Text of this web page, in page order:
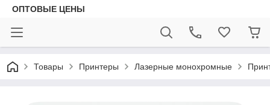
ОПТОВЫЕ ЦЕНЫ
Товары Принтеры Лазерные монохромные